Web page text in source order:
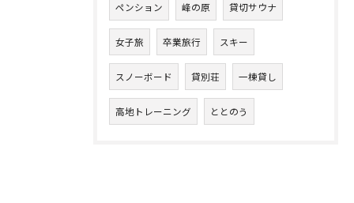
ペンション 峰の原 貸切サウナ
女子旅 卒業旅行 スキー
スノーボード 貸別荘 一棟貸し
高地トレーニング ととのう